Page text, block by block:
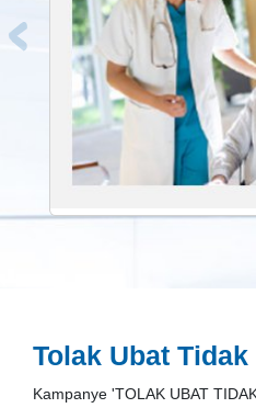
Tunjuk
Tolak Ubat Tidak
Kampanye 'TOLAK UBAT